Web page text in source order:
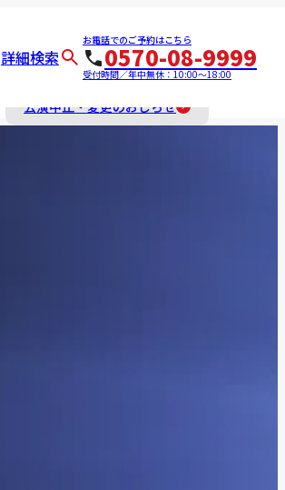
詳細検索
お電話でのご予約はこちら
0570-08-9999
受付時間／年中無休：10:00～18:00
公演中止・変更のおしらせ